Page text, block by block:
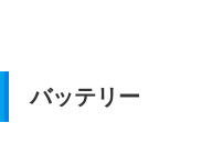
バッテリー